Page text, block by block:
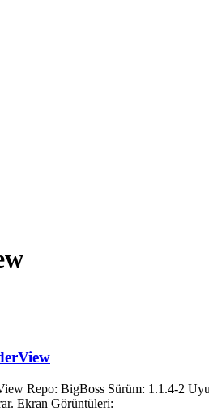
Repo: BigBoss Sürüm: 1.1.4-2
Ekran Görüntüleri: